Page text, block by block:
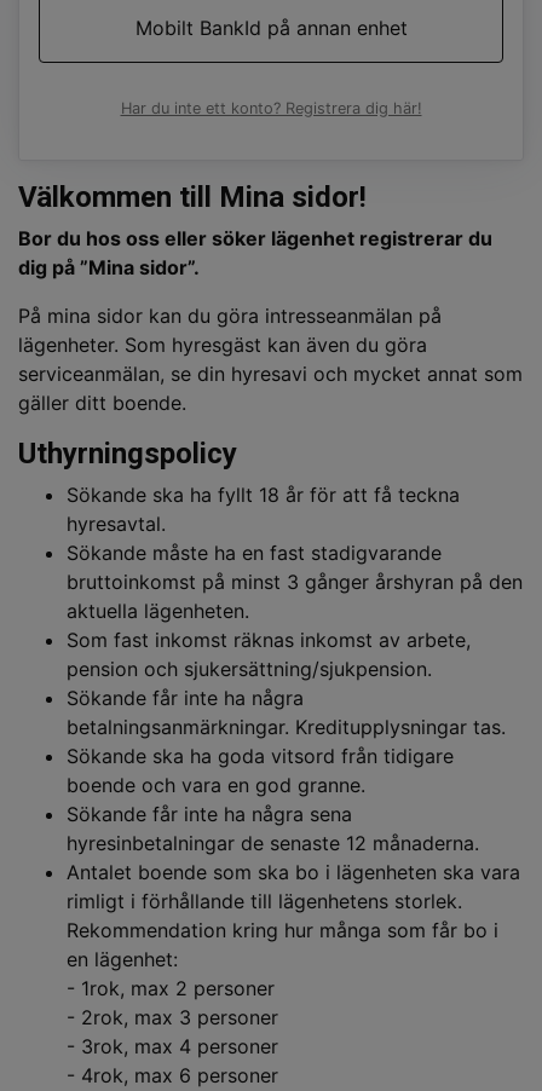
Mobilt BankId på annan enhet
Har du inte ett konto? Registrera dig här!
Välkommen till Mina sidor!
Bor du hos oss eller söker lägenhet registrerar du
dig på ”Mina sidor”.
På mina sidor kan du göra intresseanmälan på
lägenheter. Som hyresgäst kan även du göra
serviceanmälan, se din hyresavi och mycket annat som
gäller ditt boende.
Uthyrningspolicy
Sökande ska ha fyllt 18 år för att få teckna
hyresavtal.
Sökande måste ha en fast stadigvarande
bruttoinkomst på minst 3 gånger årshyran på den
aktuella lägenheten.
Som fast inkomst räknas inkomst av arbete,
pension och sjukersättning/sjukpension.
Sökande får inte ha några
betalningsanmärkningar. Kreditupplysningar tas.
Sökande ska ha goda vitsord från tidigare
boende och vara en god granne.
Sökande får inte ha några sena
hyresinbetalningar de senaste 12 månaderna.
Antalet boende som ska bo i lägenheten ska vara
rimligt i förhållande till lägenhetens storlek.
Rekommendation kring hur många som får bo i
en lägenhet:
- 1rok, max 2 personer
- 2rok, max 3 personer
- 3rok, max 4 personer
- 4rok, max 6 personer